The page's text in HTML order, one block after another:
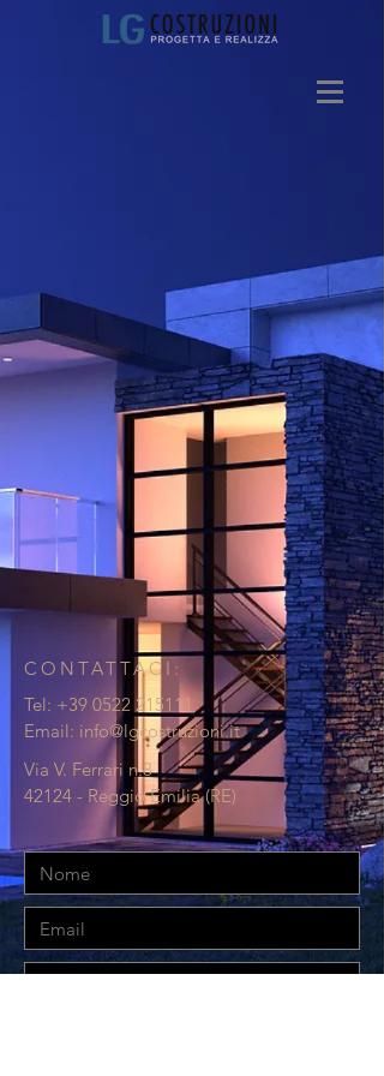
CONTATTACI:
Tel: +39 0522 215111
Email: info@lgcostruzioni.it
Via V. Ferrari n.8
42124 - Reggio Emilia (RE)